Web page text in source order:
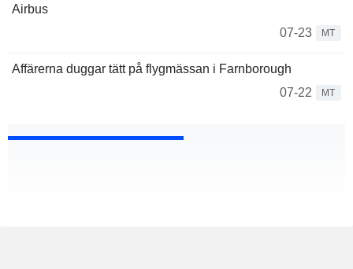
Airbus
07-23
MT
Affärerna duggar tätt på flygmässan i Farnborough
07-22
MT